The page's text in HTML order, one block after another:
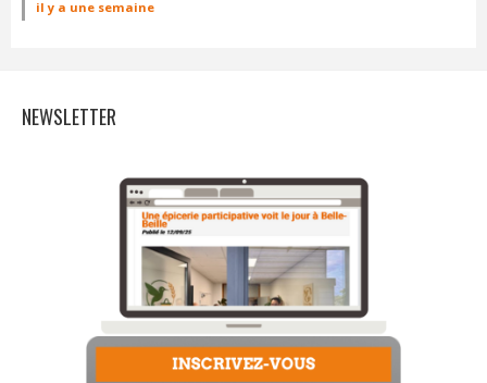
il y a une semaine
NEWSLETTER